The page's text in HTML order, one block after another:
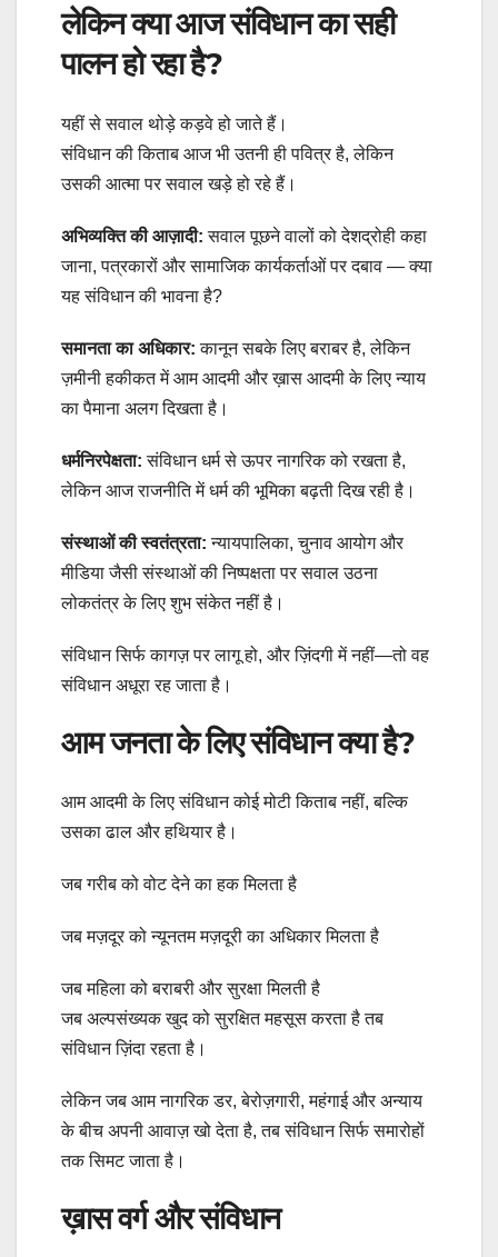
लेकिन क्या आज संविधान का सही
पालन हो रहा है?
यहीं से सवाल थोड़े कड़वे हो जाते हैं।
संविधान की किताब आज भी उतनी ही पवित्र है, लेकिन
उसकी आत्मा पर सवाल खड़े हो रहे हैं।
अभिव्यक्ति की आज़ादी: सवाल पूछने वालों को देशद्रोही कहा
जाना, पत्रकारों और सामाजिक कार्यकर्ताओं पर दबाव — क्या
यह संविधान की भावना है?
समानता का अधिकार: कानून सबके लिए बराबर है, लेकिन
ज़मीनी हकीकत में आम आदमी और ख़ास आदमी के लिए न्याय
का पैमाना अलग दिखता है।
धर्मनिरपेक्षता: संविधान धर्म से ऊपर नागरिक को रखता है,
लेकिन आज राजनीति में धर्म की भूमिका बढ़ती दिख रही है।
संस्थाओं की स्वतंत्रता: न्यायपालिका, चुनाव आयोग और
मीडिया जैसी संस्थाओं की निष्पक्षता पर सवाल उठना
लोकतंत्र के लिए शुभ संकेत नहीं है।
संविधान सिर्फ कागज़ पर लागू हो, और ज़िंदगी में नहीं—तो वह
संविधान अधूरा रह जाता है।
आम जनता के लिए संविधान क्या है?
आम आदमी के लिए संविधान कोई मोटी किताब नहीं, बल्कि
उसका ढाल और हथियार है।
जब गरीब को वोट देने का हक मिलता है
जब मज़दूर को न्यूनतम मज़दूरी का अधिकार मिलता है
जब महिला को बराबरी और सुरक्षा मिलती है
जब अल्पसंख्यक खुद को सुरक्षित महसूस करता है तब
संविधान ज़िंदा रहता है।
लेकिन जब आम नागरिक डर, बेरोज़गारी, महंगाई और अन्याय
के बीच अपनी आवाज़ खो देता है, तब संविधान सिर्फ समारोहों
तक सिमट जाता है।
ख़ास वर्ग और संविधान